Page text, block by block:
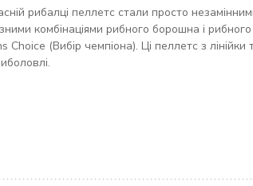
рибалці пеллетс стали просто
комбінаціями рибного борошна і
(Вибір чемпіона). Ці пеллетс з